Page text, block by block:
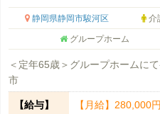
静岡県静岡市駿河区 介
グループホーム
＜定年65歳＞グループホームに
市
【給与】
【月給】280,000